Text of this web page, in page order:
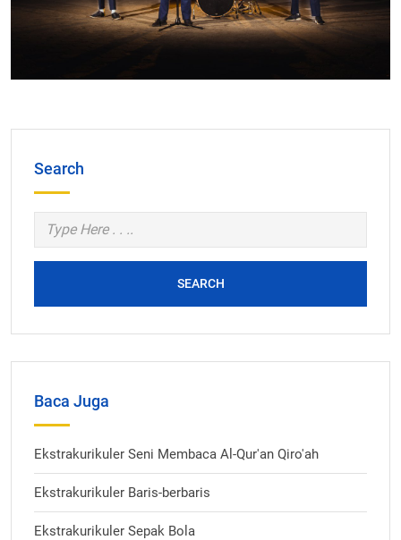
Search
SEARCH
Baca Juga
Ekstrakurikuler Seni Membaca Al-Qur'an Qiro'ah
Ekstrakurikuler Baris-berbaris
Ekstrakurikuler Sepak Bola